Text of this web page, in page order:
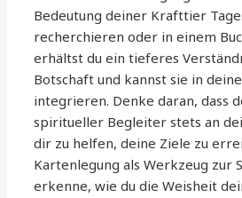
Bedeutung deiner Krafttier
recherchieren oder in einem
erhältst du ein tieferes
Botschaft und kannst sie in
integrieren. Denke daran, dass
spiritueller Begleiter stets an
dir zu helfen, deine Ziele zu
Kartenlegung als Werkzeug zur
erkenne, wie du die Weisheit